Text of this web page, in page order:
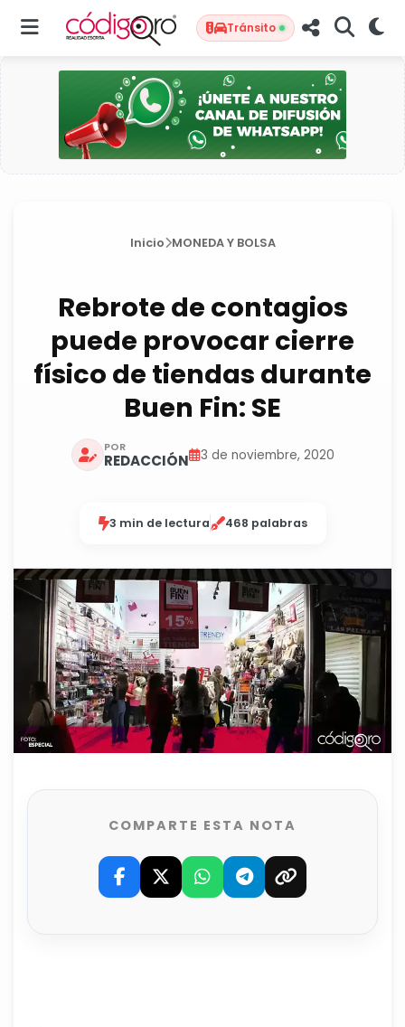
Tránsito
Inicio MONEDA Y BOLSA
Rebrote de contagios
puede provocar cierre
físico de tiendas durante
Buen Fin: SE
POR
REDACCIÓN 3 de noviembre, 2020
3 min de lectura 468 palabras
COMPARTE ESTA NOTA